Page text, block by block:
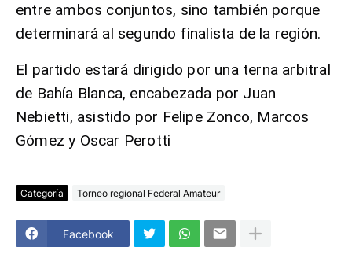
entre ambos conjuntos, sino también porque
determinará al segundo finalista de la región.
El partido estará dirigido por una terna arbitral
de Bahía Blanca, encabezada por Juan
Nebietti, asistido por Felipe Zonco, Marcos
Gómez y Oscar Perotti
Categoría Torneo regional Federal Amateur
Facebook